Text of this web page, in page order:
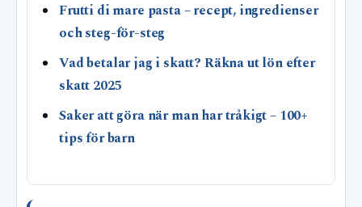
Frutti di mare pasta – recept, ingredienser
och steg-för-steg
Vad betalar jag i skatt? Räkna ut lön efter
skatt 2025
Saker att göra när man har tråkigt – 100+
tips för barn